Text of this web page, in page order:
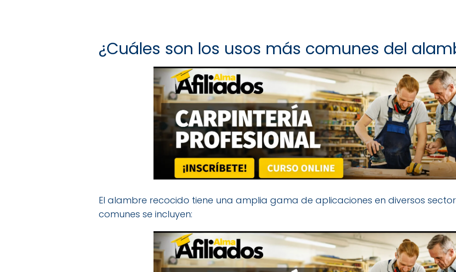
¿Cuáles son los usos más comunes del
El alambre recocido tiene una amplia gama de aplicaciones en diversos
comunes se incluyen: